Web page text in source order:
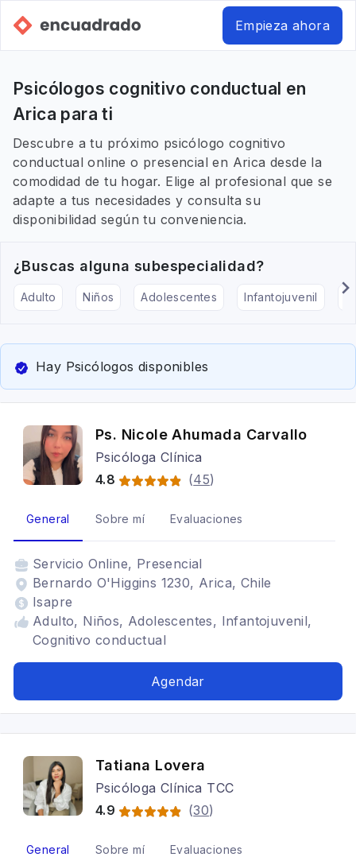
Empieza ahora
Psicólogos cognitivo conductual en
Arica para ti
Descubre a tu próximo psicólogo cognitivo
conductual online o presencial en Arica desde la
comodidad de tu hogar. Elige al profesional que se
adapte a tus necesidades y consulta su
disponibilidad según tu conveniencia.
¿Buscas alguna subespecialidad?
Adulto Niños Adolescentes Infantojuvenil
Hay Psicólogos disponibles
Ps. Nicole Ahumada Carvallo
Psicóloga Clínica
4.8
(45)
General Sobre mí Evaluaciones
Servicio Online, Presencial
Bernardo O'Higgins 1230, Arica, Chile
Isapre
Adulto, Niños, Adolescentes, Infantojuvenil,
Cognitivo conductual
Agendar
Tatiana Lovera
Psicóloga Clínica TCC
4.9
(30)
General Sobre mí Evaluaciones